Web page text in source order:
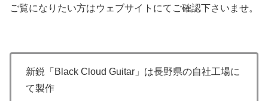
ご覧になりたい方はウェブサイトにてご確認下さいませ。
新鋭「Black Cloud Guitar」‏は長野県の自社工場に
て製作